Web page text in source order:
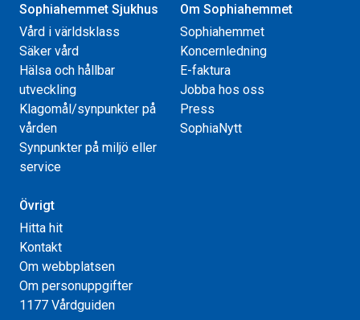
Sophiahemmet Sjukhus
Vård i världsklass
Säker vård
Hälsa och hållbar
utveckling
Klagomål/synpunkter på
vården
Synpunkter på miljö eller
service
Om Sophiahemmet
Sophiahemmet
Koncernledning
E-faktura
Jobba hos oss
Press
SophiaNytt
Övrigt
Hitta hit
Kontakt
Om webbplatsen
Om personuppgifter
1177 Vårdguiden